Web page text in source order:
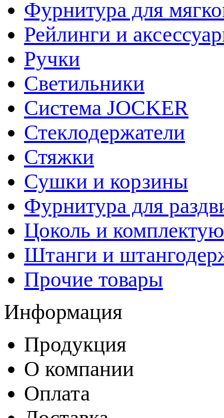
Фурнитура для
Рейлинги и
Ручки
Светильники
Система JOCKER
Стеклодержатели
Стяжки
Сушки и корзины
Фурнитура для
Цоколь и
Штанги и
Прочие товары
Информация
Продукция
О компании
Оплата